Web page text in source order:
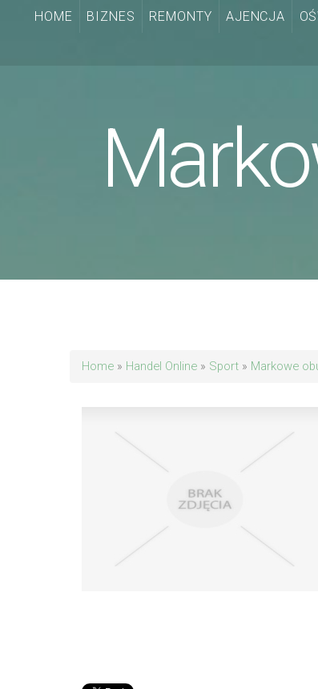
HOME BIZNES REMONTY AJENCJA
Home » Handel Online » Sport » Markowe